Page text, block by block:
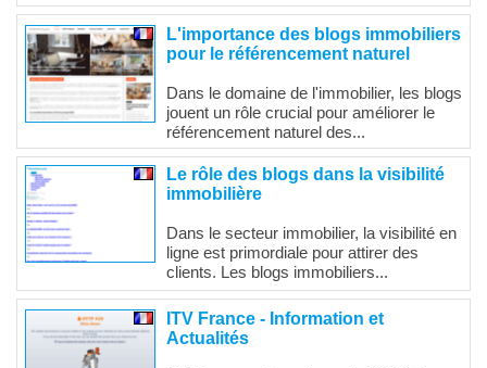
L'importance des blogs immobiliers
pour le référencement naturel
Dans le domaine de l'immobilier, les blogs
jouent un rôle crucial pour améliorer le
référencement naturel des...
Le rôle des blogs dans la visibilité
immobilière
Dans le secteur immobilier, la visibilité en
ligne est primordiale pour attirer des
clients. Les blogs immobiliers...
ITV France - Information et
Actualités